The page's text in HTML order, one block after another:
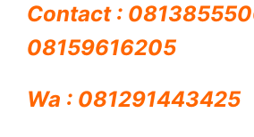
Contact :
08159616205
Wa : 081291443425